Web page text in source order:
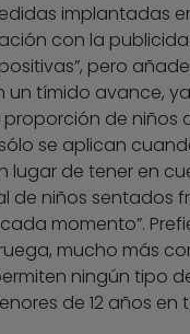
implantadas
con la
pero
un tímido avance,
de niños
se aplican
lugar de tener en
de niños sentados
momento”.
mucho más
ningún tipo
de 12 años en